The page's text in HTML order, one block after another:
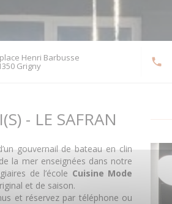
Henri Barbusse
Grigny((ouvre une nouvelle fenêtre))
- LE SAFRAN
gouvernail de bateau en clin
la mer enseignées dans notre
de l’école Cuisine Mode
et de saison.
et réservez par téléphone ou